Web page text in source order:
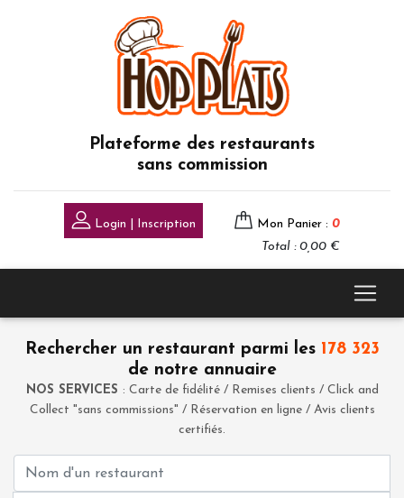
Plateforme des restaurants
sans commission
Login | Inscription Mon Panier : 0
Total : 0,00 €
Rechercher un restaurant parmi les 178 323
de notre annuaire
NOS SERVICES : Carte de fidélité / Remises clients / Click and
Collect "sans commissions" / Réservation en ligne / Avis clients
certifiés.